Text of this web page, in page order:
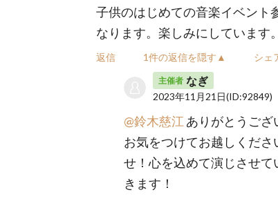
子供のはじめての音楽イベント
なります。楽しみにしています
返信 1件の返信を隠す▲ シェ
主催者 なぎ
2023年11月21日(ID:92849)
@鈴木慈江 ありがとうござ
お気をつけてお越しくださ
せ！心を込めて演じさせて
きます！